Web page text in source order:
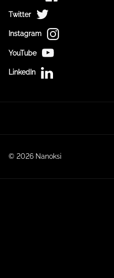
Twitter
Instagram
YouTube
LinkedIn
© 2026 Nanoksi